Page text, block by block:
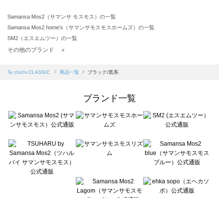
Samansa Mos2（サマンサ モスモス）の一覧
Samansa Mos2 home's（サマンサモスモスホームズ）の一覧
SM2（エスエムツー）の一覧
TSUHARU by Samansa Mos2（ツハルバイサマンサモスモス）の一覧
Samansa Mos2 blue（サマンサモスモス ブルー）の一覧
Te chichi（テチチ）の一覧
Te chichi CLASSIC（テチチ クラシック）の一覧
Lugnoncure（ルノンキュール）の一覧
BETTY'S BLUE（べティーズブルー）の一覧
Wpc.（ワールドパーティー）の一覧
その他のブランド ＋
Te chichi CLASSIC 商品一覧 ブラック/黒系
ブランド一覧